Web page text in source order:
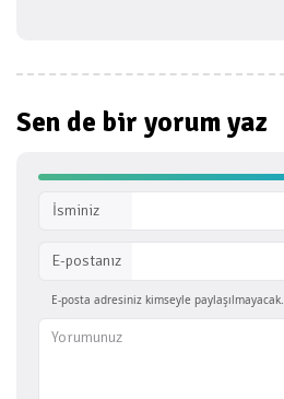
Sen de bir yorum yaz
İsminiz
E-postanız
E-posta adresiniz kimseyle paylaşılmayacak.